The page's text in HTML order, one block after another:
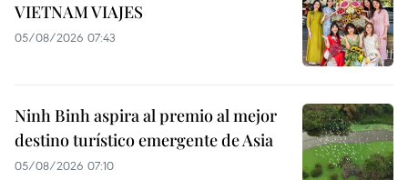
VIETNAM VIAJES
05/08/2026 07:43
Ninh Binh aspira al premio al mejor
destino turístico emergente de Asia
05/08/2026 07:10